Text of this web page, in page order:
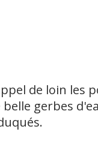
de loin les
gerbes